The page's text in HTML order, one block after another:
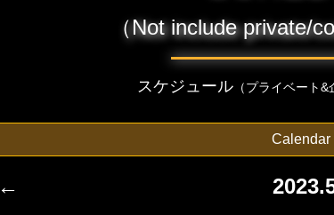
（Not include private/
スケジュール（プライベート&
Calendar
←